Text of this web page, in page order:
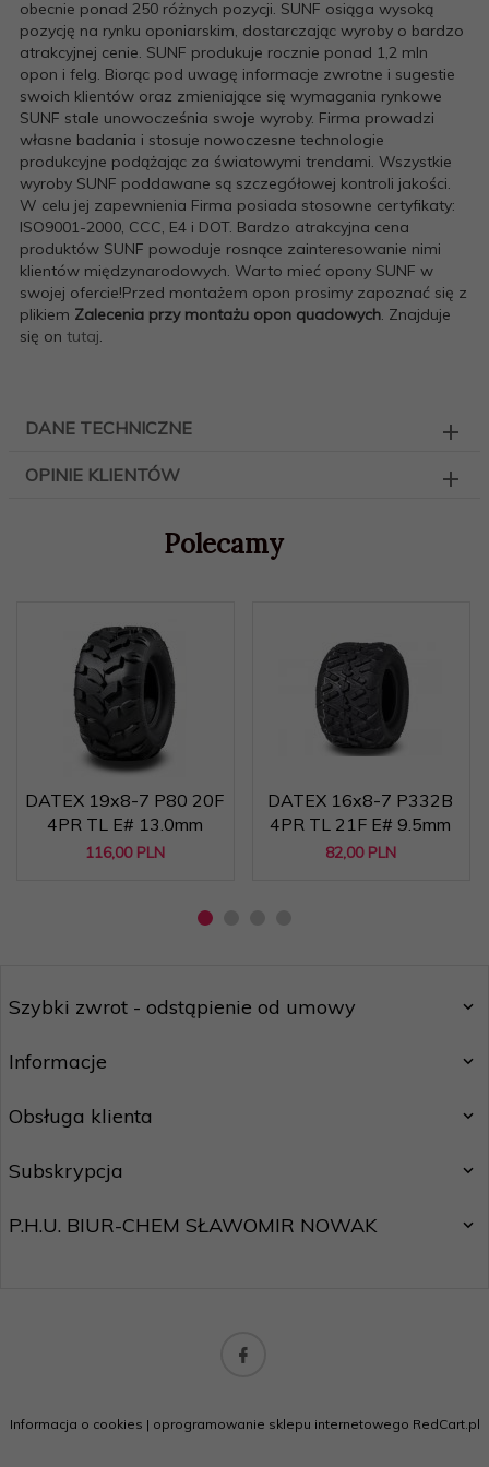
obecnie ponad 250 różnych pozycji. SUNF osiąga wysoką
pozycję na rynku oponiarskim, dostarczając wyroby o bardzo
atrakcyjnej cenie. SUNF produkuje rocznie ponad 1,2 mln
opon i felg. Biorąc pod uwagę informacje zwrotne i sugestie
swoich klientów oraz zmieniające się wymagania rynkowe
SUNF stale unowocześnia swoje wyroby. Firma prowadzi
własne badania i stosuje nowoczesne technologie
produkcyjne podążając za światowymi trendami. Wszystkie
wyroby SUNF poddawane są szczegółowej kontroli jakości.
W celu jej zapewnienia Firma posiada stosowne certyfikaty:
ISO9001-2000, CCC, E4 i DOT. Bardzo atrakcyjna cena
produktów SUNF powoduje rosnące zainteresowanie nimi
klientów międzynarodowych. Warto mieć opony SUNF w
swojej ofercie!Przed montażem opon prosimy zapoznać się z
plikiem Zalecenia przy montażu opon quadowych. Znajduje
się on tutaj.
DANE TECHNICZNE
OPINIE KLIENTÓW
Polecamy
DATEX 19x8-7 P80 20F
4PR TL E# 13.0mm
116,00 PLN
DATEX 16x8-7 P332B
4PR TL 21F E# 9.5mm
82,00 PLN
Szybki zwrot - odstąpienie od umowy
Informacje
Obsługa klienta
Subskrypcja
P.H.U. BIUR-CHEM SŁAWOMIR NOWAK
Informacja o cookies | oprogramowanie sklepu internetowego RedCart.pl